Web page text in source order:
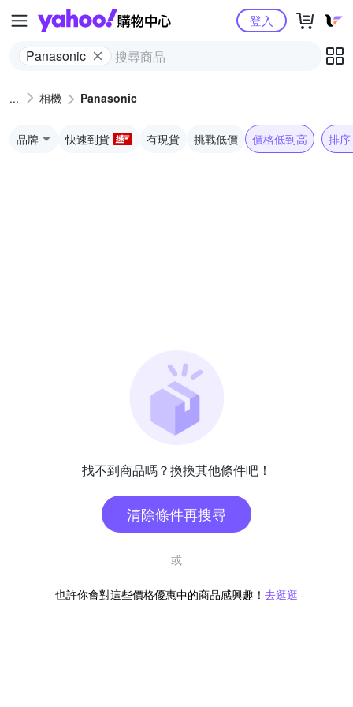
Yahoo購物中心
Panasonic
登入
相機 Panasonic
品牌 快速到貨 有現貨 挑戰低價 價格低到高 排序
找不到商品嗎？換換其他條件吧！
清除條件再搜尋
或
也許你會對這些價格優惠中的商品感興趣！ 去逛逛